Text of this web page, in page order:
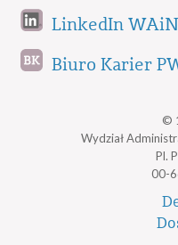
LinkedIn
Biuro Karier
©
Wydział
Pl.
00-